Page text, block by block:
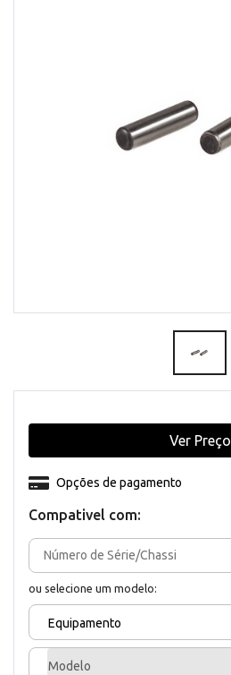
Compativel com:
ou selecione um modelo:
Equipamento
Modelo
Opções de pagamento
Ver Preço